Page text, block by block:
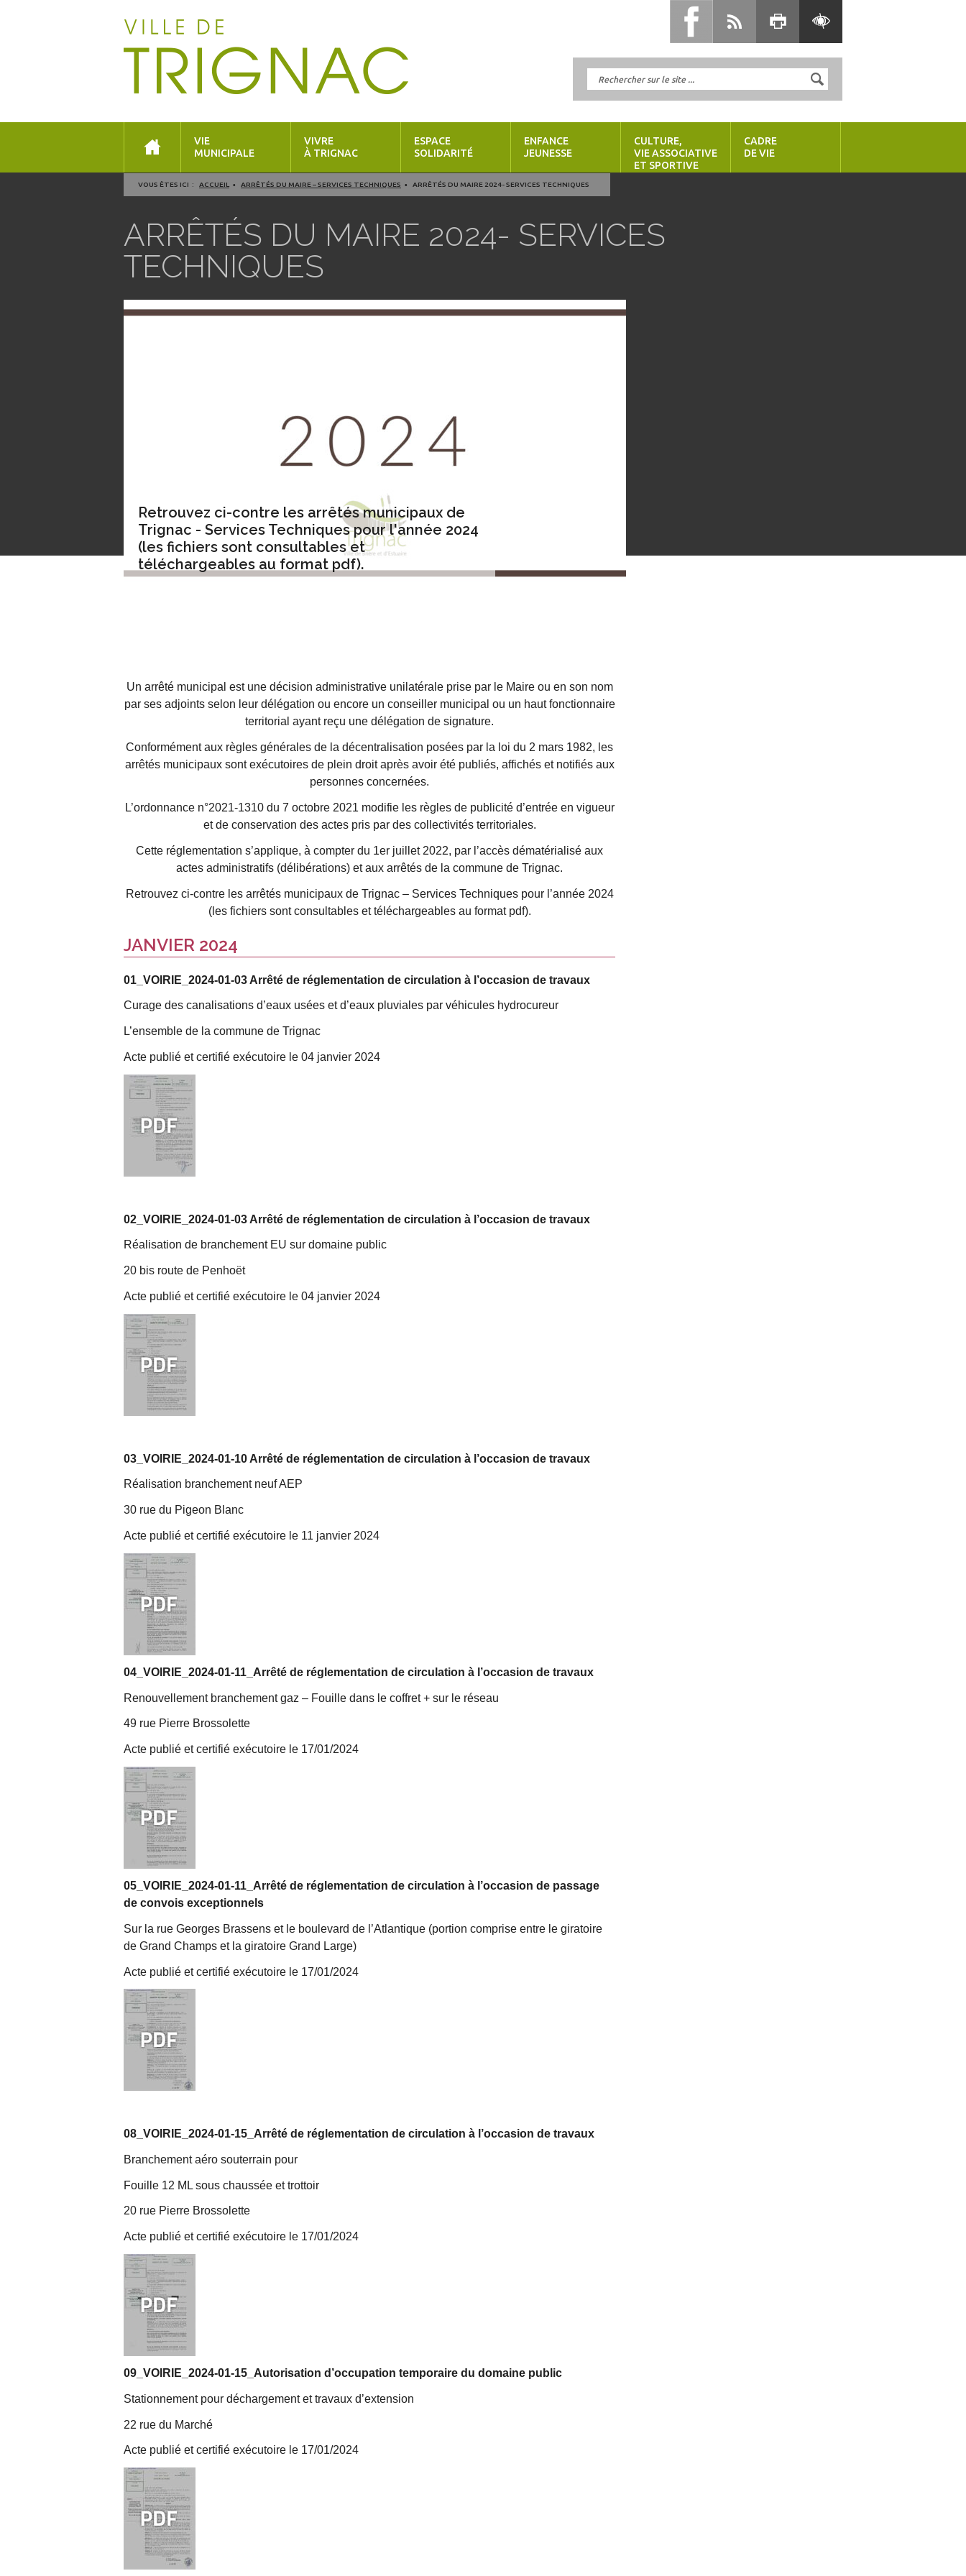
VIE
MUNICIPALE
VIVRE
À TRIGNAC
ESPACE
SOLIDARITÉ
ENFANCE
JEUNESSE
CULTURE,
VIE ASSOCIATIVE
ET SPORTIVE
CADRE
DE VIE
VOUS ÊTES ICI : ACCUEIL ARRÊTÉS DU MAIRE – SERVICES TECHNIQUES ARRÊTÉS DU MAIRE 2024- SERVICES TECHNIQUES
ARRÊTÉS DU MAIRE 2024- SERVICES
TECHNIQUES
Retrouvez ci-contre les arrêtés municipaux de
Trignac - Services Techniques pour l'année 2024
(les fichiers sont consultables et
téléchargeables au format pdf).
Un arrêté municipal est une décision administrative unilatérale prise par le Maire ou en son nom
par ses adjoints selon leur délégation ou encore un conseiller municipal ou un haut fonctionnaire
territorial ayant reçu une délégation de signature.
Conformément aux règles générales de la décentralisation posées par la loi du 2 mars 1982, les
arrêtés municipaux sont exécutoires de plein droit après avoir été publiés, affichés et notifiés aux
personnes concernées.
L’ordonnance n°2021-1310 du 7 octobre 2021 modifie les règles de publicité d’entrée en vigueur
et de conservation des actes pris par des collectivités territoriales.
Cette réglementation s’applique, à compter du 1er juillet 2022, par l’accès dématérialisé aux
actes administratifs (délibérations) et aux arrêtés de la commune de Trignac.
Retrouvez ci-contre les arrêtés municipaux de Trignac – Services Techniques pour l’année 2024
(les fichiers sont consultables et téléchargeables au format pdf).
JANVIER 2024
01_VOIRIE_2024-01-03 Arrêté de réglementation de circulation à l’occasion de travaux
Curage des canalisations d’eaux usées et d’eaux pluviales par véhicules hydrocureur
L’ensemble de la commune de Trignac
Acte publié et certifié exécutoire le 04 janvier 2024
02_VOIRIE_2024-01-03 Arrêté de réglementation de circulation à l’occasion de travaux
Réalisation de branchement EU sur domaine public
20 bis route de Penhoët
Acte publié et certifié exécutoire le 04 janvier 2024
03_VOIRIE_2024-01-10 Arrêté de réglementation de circulation à l’occasion de travaux
Réalisation branchement neuf AEP
30 rue du Pigeon Blanc
Acte publié et certifié exécutoire le 11 janvier 2024
04_VOIRIE_2024-01-11_Arrêté de réglementation de circulation à l’occasion de travaux
Renouvellement branchement gaz – Fouille dans le coffret + sur le réseau
49 rue Pierre Brossolette
Acte publié et certifié exécutoire le 17/01/2024
05_VOIRIE_2024-01-11_Arrêté de réglementation de circulation à l’occasion de passage
de convois exceptionnels
Sur la rue Georges Brassens et le boulevard de l’Atlantique (portion comprise entre le giratoire
de Grand Champs et la giratoire Grand Large)
Acte publié et certifié exécutoire le 17/01/2024
08_VOIRIE_2024-01-15_Arrêté de réglementation de circulation à l’occasion de travaux
Branchement aéro souterrain pour
Fouille 12 ML sous chaussée et trottoir
20 rue Pierre Brossolette
Acte publié et certifié exécutoire le 17/01/2024
09_VOIRIE_2024-01-15_Autorisation d’occupation temporaire du domaine public
Stationnement pour déchargement et travaux d’extension
22 rue du Marché
Acte publié et certifié exécutoire le 17/01/2024